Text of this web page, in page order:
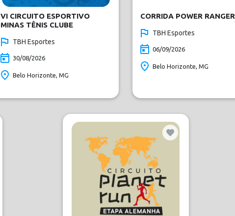
VI CIRCUITO ESPORTIVO
MINAS TÊNIS CLUBE
TBH Esportes
30/08/2026
Belo Horizonte, MG
CORRIDA POWER RANGER
TBH Esportes
06/09/2026
Belo Horizonte, MG